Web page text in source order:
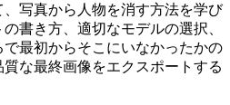
写真から人物を消す方法を学び
書き方、適切なモデルの選択、
最初からそこにいなかったかの
な最終画像をエクスポートする